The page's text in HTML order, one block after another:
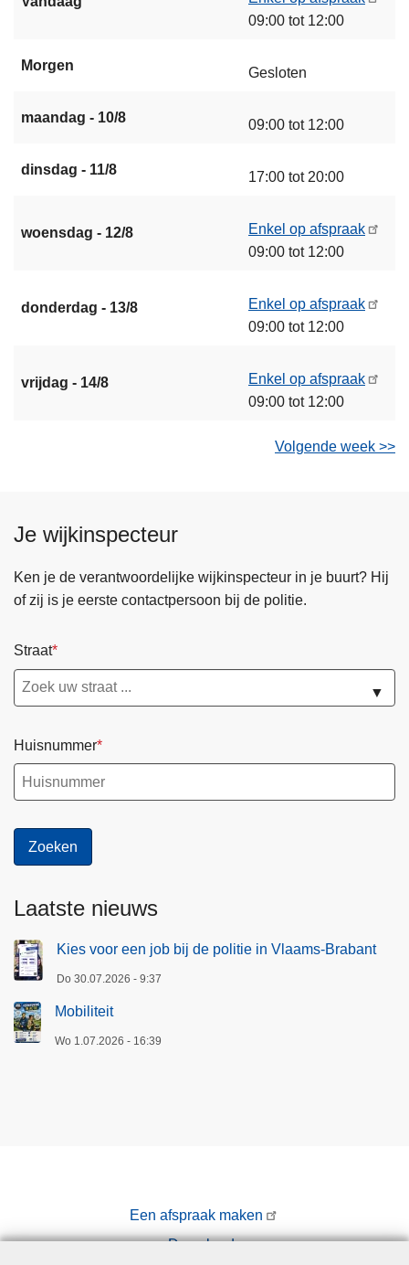
09:00 tot 12:00
Morgen Gesloten
maandag - 10/8 09:00 tot 12:00
dinsdag - 11/8 17:00 tot 20:00
woensdag - 12/8
Enkel op afspraak
09:00 tot 12:00
donderdag - 13/8
Enkel op afspraak
09:00 tot 12:00
vrijdag - 14/8
Enkel op afspraak
09:00 tot 12:00
Volgende week >>
Je wijkinspecteur
Ken je de verantwoordelijke wijkinspecteur in je buurt? Hij
of zij is je eerste contactpersoon bij de politie.
Straat
▼
Huisnummer
Laatste nieuws
Kies voor een job bij de politie in Vlaams-Brabant
Do 30.07.2026 - 9:37
Mobiliteit
Wo 1.07.2026 - 16:39
Een afspraak maken
Downloads